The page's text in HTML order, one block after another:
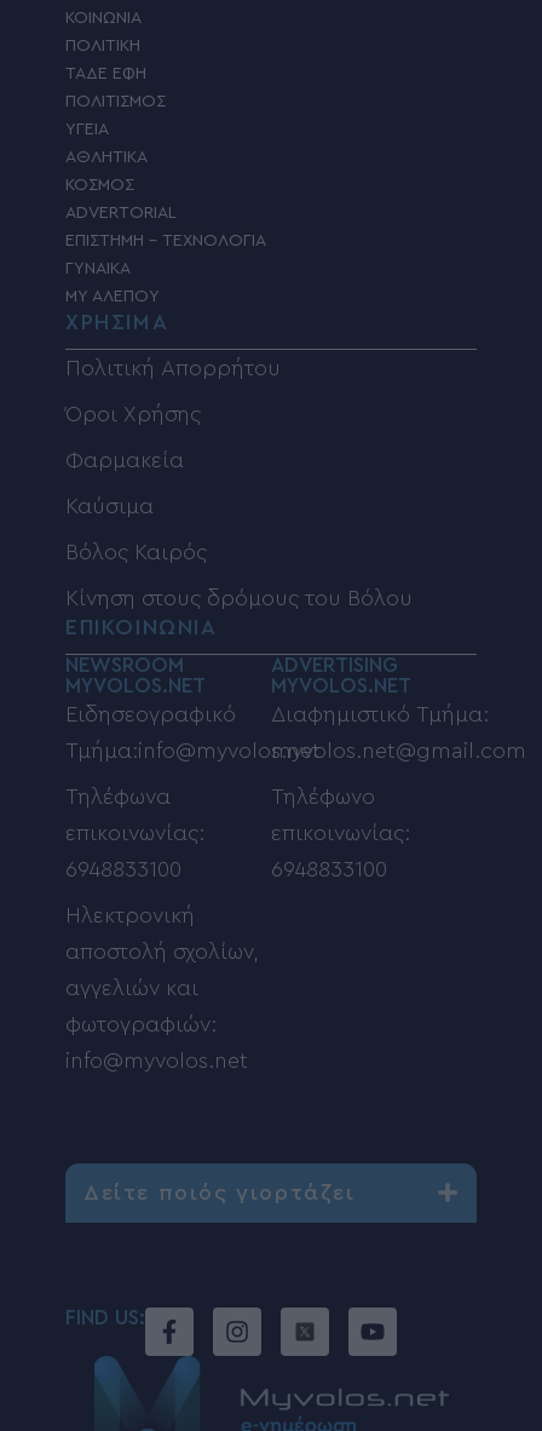
ΚΟΙΝΩΝΙΑ
ΠΟΛΙΤΙΚΗ
ΤΑΔΕ ΕΦΗ
ΠΟΛΙΤΙΣΜΟΣ
ΥΓΕΙΑ
ΑΘΛΗΤΙΚΑ
ΚΟΣΜΟΣ
ADVERTORIAL
ΕΠΙΣΤΗΜΗ – ΤΕΧΝΟΛΟΓΙΑ
ΓΥΝΑΙΚΑ
MY ΑΛΕΠΟΥ
ΧΡΗΣΙΜΑ
Πολιτική Απορρήτου
Όροι Χρήσης
Φαρμακεία
Καύσιμα
Βόλος Καιρός
Κίνηση στους δρόμους του Βόλου
ΕΠΙΚΟΙΝΩΝΙΑ
NEWSROOM
MYVOLOS.NET
Ειδησεογραφικό
Τμήμα:info@myvolos.net
Τηλέφωνα
επικοινωνίας:
6948833100
Ηλεκτρονική
αποστολή σχολίων,
αγγελιών και
φωτογραφιών:
info@myvolos.net
ADVERTISING
MYVOLOS.NET
Διαφημιστικό Τμήμα:
myvolos.net@gmail.com
Τηλέφωνο
επικοινωνίας:
6948833100
Δείτε ποιός γιορτάζει
FIND US: